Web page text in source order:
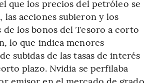
que los precios del petróleo se
las acciones subieron y los
los bonos del Tesoro a corto
lo que indica menores
subidas de las tasas de interés
plazo. Nvidia se perfilaba